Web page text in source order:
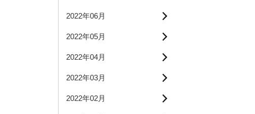
2022年06月
2022年05月
2022年04月
2022年03月
2022年02月